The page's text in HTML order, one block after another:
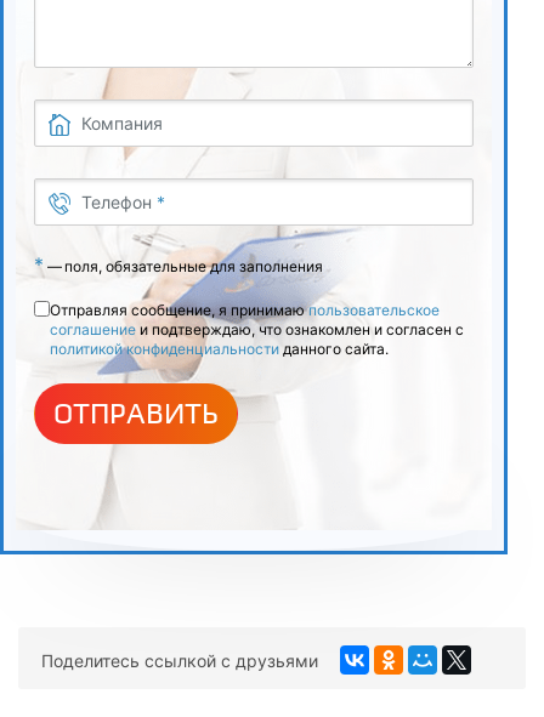
8
Зачет
Компания
Телефон *
* —поля, обязательные для заполнения
Отправляя сообщение, я принимаюпользовательское
соглашение и подтверждаю, что ознакомлен и согласен с
политикой конфиденциальности данного сайта.
ОТПРАВИТЬ
Поделитесь ссылкой с друзьями